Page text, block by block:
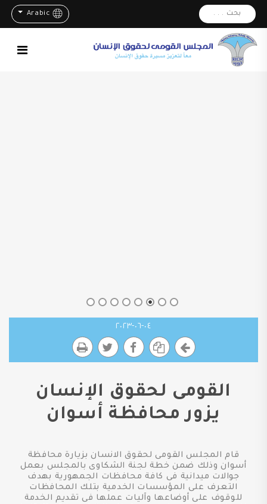
بحث . . . Arabic
٠٤-٠٦-٢٠٢٣
القومى لحقوق الإنسان
يزور محافظة أسوان
قام المجلس القومى لحقوق الانسان بزيارة محافظة
أسوان وذلك ضمن خطة لجنة الشكاوى بالمجلس بعمل
جوالات ميدانية فى كافة محافظات الجمهورية بهدف
التعرف على المؤسسات الخدمية بتلك المحافظات
للوقوف على أوضاعها وآليات عملها فى تقديم الخدمة